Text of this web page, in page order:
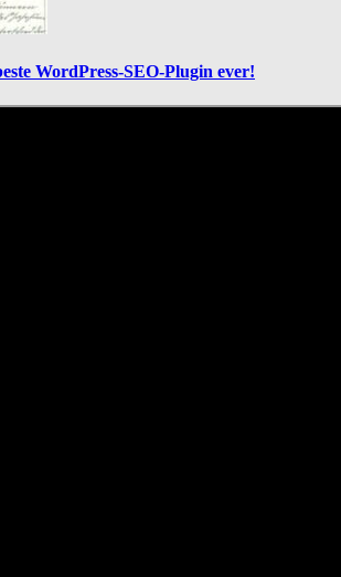
WordPress-SEO-Plugin ever!